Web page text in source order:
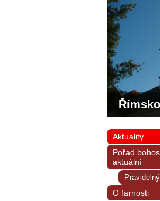
Aktuality
Pořad
aktuální
Pravidelný
O farnosti